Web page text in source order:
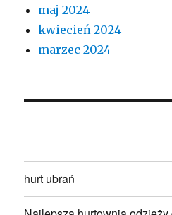
maj 2024
kwiecień 2024
marzec 2024
hurt ubrań